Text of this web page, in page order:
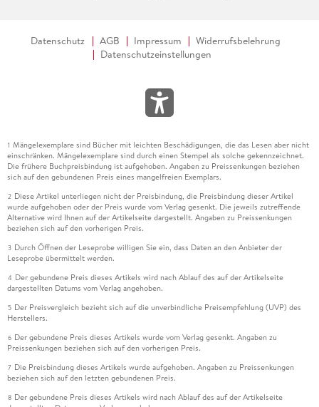
Datenschutz AGB Impressum
Widerrufsbelehrung
Datenschutzeinstellungen
1 Mängelexemplare sind Bücher mit leichten Beschädigungen, die das Lesen aber nicht
einschränken. Mängelexemplare sind durch einen Stempel als solche gekennzeichnet.
Die frühere Buchpreisbindung ist aufgehoben. Angaben zu Preissenkungen beziehen
sich auf den gebundenen Preis eines mangelfreien Exemplars.
2 Diese Artikel unterliegen nicht der Preisbindung, die Preisbindung dieser Artikel
wurde aufgehoben oder der Preis wurde vom Verlag gesenkt. Die jeweils zutreffende
Alternative wird Ihnen auf der Artikelseite dargestellt. Angaben zu Preissenkungen
beziehen sich auf den vorherigen Preis.
3 Durch Öffnen der Leseprobe willigen Sie ein, dass Daten an den Anbieter der
Leseprobe übermittelt werden.
4 Der gebundene Preis dieses Artikels wird nach Ablauf des auf der Artikelseite
dargestellten Datums vom Verlag angehoben.
5 Der Preisvergleich bezieht sich auf die unverbindliche Preisempfehlung (UVP) des
Herstellers.
6 Der gebundene Preis dieses Artikels wurde vom Verlag gesenkt. Angaben zu
Preissenkungen beziehen sich auf den vorherigen Preis.
7 Die Preisbindung dieses Artikels wurde aufgehoben. Angaben zu Preissenkungen
beziehen sich auf den letzten gebundenen Preis.
8 Der gebundene Preis dieses Artikels wird nach Ablauf des auf der Artikelseite